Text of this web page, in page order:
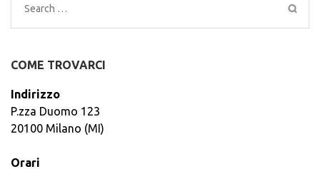
Search
for:
COME TROVARCI
Indirizzo
P.zza Duomo 123
20100 Milano (MI)
Orari